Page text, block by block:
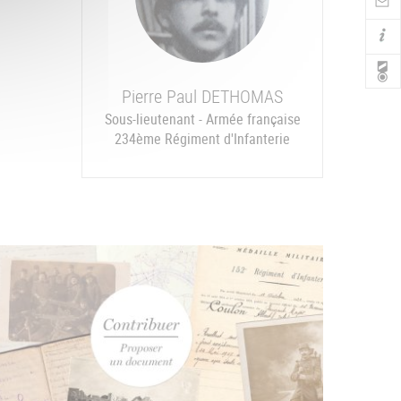
Pierre Paul DETHOMAS
Sous-lieutenant - Armée française
234ème Régiment d'Infanterie